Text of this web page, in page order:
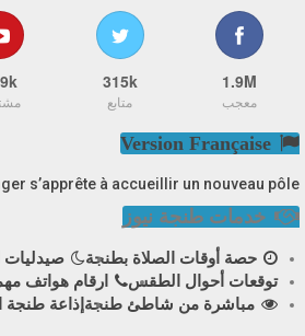
1.9M
معجب
315k
متابع
s’apprête à accueillir un nouveau pôle…
خدمات طنجة نيوز
حصة أوقات الصلاة بطنجة
صيدليات
توقعات أحوال الطقس
ارقام هواتف
مباشرة من شاطئ طنجةإذاعة